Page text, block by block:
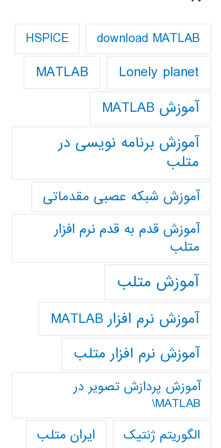
download MATLAB
HSPICE
Lonely planet
MATLAB
آموزش MATLAB
آموزش برنامه نویسی در
متلب
آموزش شبکه عصبی مقدماتی
آموزش قدم به قدم نرم افزار
متلب
آموزش متلب
آموزش نرم افزار MATLAB
آموزش نرم افزار متلب
آموزش پردازش تصوير در
MATLAB\
الگوریتم ژنتیک
ایران متلب